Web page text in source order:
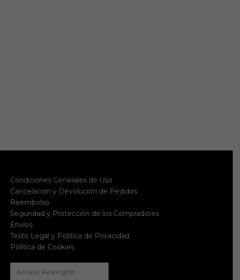
Condiciones Generales de Uso
Cancelación y Devolución de Pedidos
Reembolso
Seguridad y Protección de los Compradores
Envíos
Texto Legal y Política de Privacidad
Política de Cookies